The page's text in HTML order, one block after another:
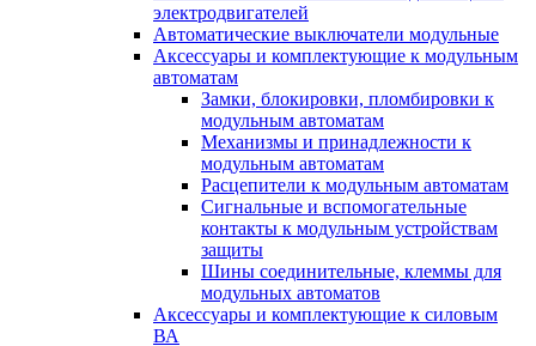
электродвигателей
Автоматические выключатели модульные
Аксессуары и комплектующие к модульным
автоматам
Замки, блокировки, пломбировки к
модульным автоматам
Механизмы и принадлежности к
модульным автоматам
Расцепители к модульным автоматам
Сигнальные и вспомогательные
контакты к модульным устройствам
защиты
Шины соединительные, клеммы для
модульных автоматов
Аксессуары и комплектующие к силовым
ВА